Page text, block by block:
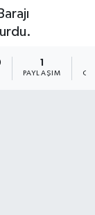
PAYLAŞIM